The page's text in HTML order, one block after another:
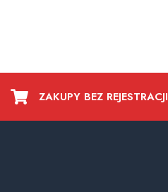
ZAKUPY BEZ REJESTRACJI